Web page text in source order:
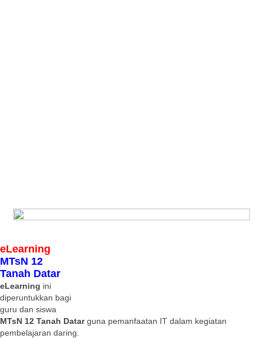
eLearning
MTsN 12
Tanah Datar
eLearning ini
diperuntukkan bagi
guru dan siswa
MTsN 12 Tanah Datarguna pemanfaatan IT dalam kegiatan
pembelajaran daring.